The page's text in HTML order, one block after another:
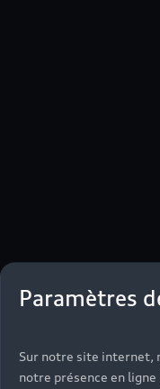
Paramètres
Sur notre site internet,
notre présence en